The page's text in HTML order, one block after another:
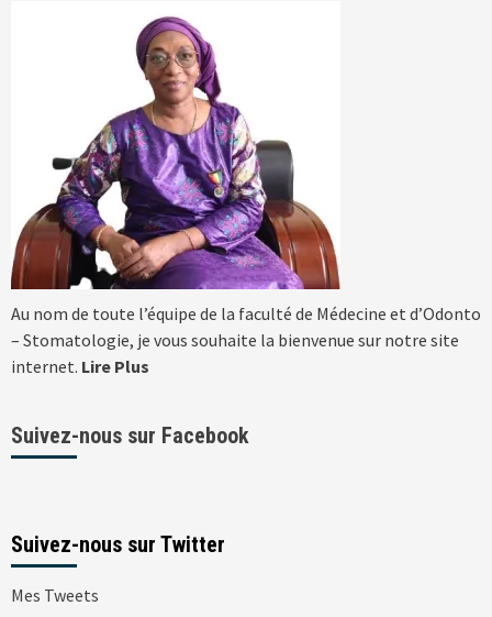
Au nom de toute l’équipe de la faculté de Médecine et d’Odonto
– Stomatologie, je vous souhaite la bienvenue sur notre site
internet. Lire Plus
Suivez-nous sur Facebook
Suivez-nous sur Twitter
Mes Tweets